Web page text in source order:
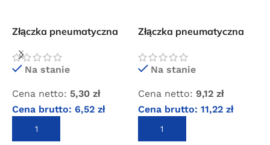
Złączka pneumatyczna
GZ
Na stanie
Cena netto: 5,30 zł
Cena brutto: 6,52 zł
DODAJ DO KOSZYKA
Złączka pneumatyczna
GZ
Na stanie
Cena netto: 9,12 zł
Cena brutto: 11,22 zł
DODAJ DO KOSZYKA